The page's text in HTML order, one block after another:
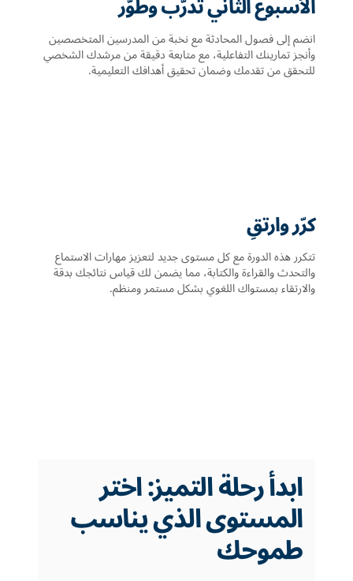
انضم إلى فصول المحادثة مع نخبة من المدرسين المتخصصين
وأنجز تمارينك التفاعلية، مع متابعة دقيقة من مرشدك الشخصي
للتحقق من تقدمك وضمان تحقيق أهدافك التعليمية.
كرّر وارتقِ
تتكرر هذه الدورة مع كل مستوى جديد لتعزيز مهارات الاستماع
والتحدث والقراءة والكتابة، مما يضمن لك قياس نتائجك بدقة
والارتقاء بمستواك اللغوي بشكل مستمر ومنظم.
ابدأ رحلة التميز: اختر
المستوى الذي يناسب
طموحك